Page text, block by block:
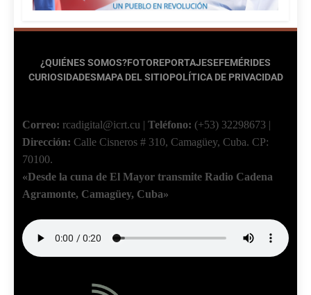
¿QUIÉNES SOMOS?FOTOREPORTAJESEFEMÉRIDES
CURIOSIDADESMAPA DEL SITIOPOLÍTICA DE PRIVACIDAD
Correo: rcadigital@icrt.cu | Teléfono: (+53) 32298673 |
Dirección: Calle Cisneros # 310, Camagüey, Cuba. CP:
70100.
«Desde la cuna de El Mayor transmite Radio Cadena
Agramonte, Camagüey, Cuba»